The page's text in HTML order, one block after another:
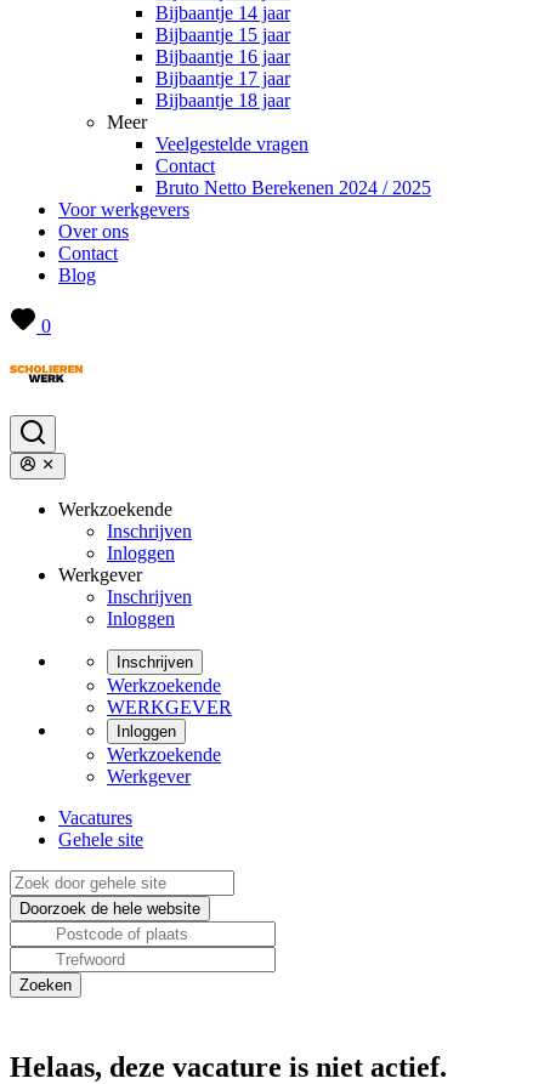
Bijbaantje 14 jaar
Bijbaantje 15 jaar
Bijbaantje 16 jaar
Bijbaantje 17 jaar
Bijbaantje 18 jaar
Meer
Veelgestelde vragen
Contact
Bruto Netto Berekenen 2024 / 2025
Voor werkgevers
Over ons
Contact
Blog
0
Werkzoekende
Inschrijven
Inloggen
Werkgever
Inschrijven
Inloggen
Inschrijven
Werkzoekende
WERKGEVER
Inloggen
Werkzoekende
Werkgever
Vacatures
Gehele site
Helaas, deze vacature is niet actief.